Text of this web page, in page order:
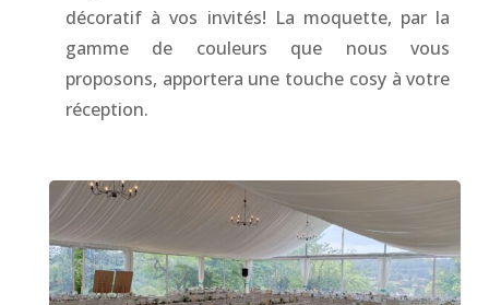
décoratif à vos invités! La moquette, par la
gamme de couleurs que nous vous
proposons, apportera une touche cosy à votre
réception.